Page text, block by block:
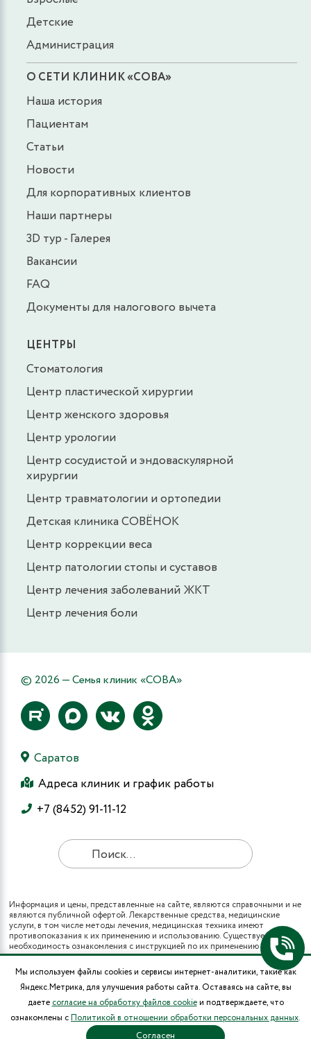
Детские
Администрация
О СЕТИ КЛИНИК «СОВА»
Наша история
Пациентам
Статьи
Новости
Для корпоративных клиентов
Наши партнеры
3D тур - Галерея
Вакансии
FAQ
Документы для налогового вычета
ЦЕНТРЫ
Стоматология
Центр пластической хирургии
Центр женского здоровья
Центр урологии
Центр сосудистой и эндоваскулярной
хирургии
Центр травматологии и ортопедии
Детская клиника СОВЁНОК
Центр коррекции веса
Центр патологии стопы и суставов
Центр лечения заболеваний ЖКТ
Центр лечения боли
© 2026 — Семья клиник «СОВА»
Саратов
Адреса клиник и график работы
+7 (8452) 91-11-12
Информация и цены, представленные на сайте, являются справочными и не
являются публичной офертой. Лекарственные средства, медицинские
услуги, в том числе методы лечения, медицинская техника имеют
противопоказания к их применению и использованию. Существует
необходимость ознакомления с инструкцией по их применению и
получения консультации специалистов.
Все виды медицинских услуг вы также можете получить в рамках
программы государственных гарантий бесплатного оказания гражданам
медицинской помощи и территориальных программ государственных
гарантий бесплатного оказания гражданам медицинской помощи (при
наличии полиса ОМС в муниципальных поликлиниках города).
* Цены на операции носят информационный характер и могут изменяться в
зависимости от сложности и использования расходных материалов.
Мы используем файлы cookies и сервисы интернет-аналитики, такие как
Яндекс.Метрика, для улучшения работы сайта. Оставаясь на сайте, вы
даете согласие на обработку файлов cookieи подтверждаете, что
ознакомлены сПолитикой в отношении обработки персональных данных.
Согласен